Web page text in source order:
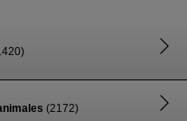
(2172)